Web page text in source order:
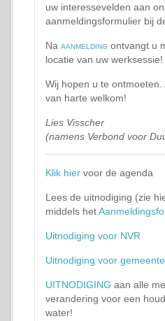
uw interessevelden aan
aanmeldingsformulier bij
Na aanmelding ontvangt u
locatie van uw werksessie!
Wij hopen u te
van harte welkom!
Lies Visscher
(namens Verbond voor
Klik hier voor de agenda
Lees de uitnodiging (zie
middels het
Uitnodiging voor NVR
Uitnodiging voor
UITNODIGING aan alle
verandering voor een
water!